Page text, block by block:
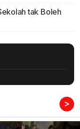
tak Boleh
>